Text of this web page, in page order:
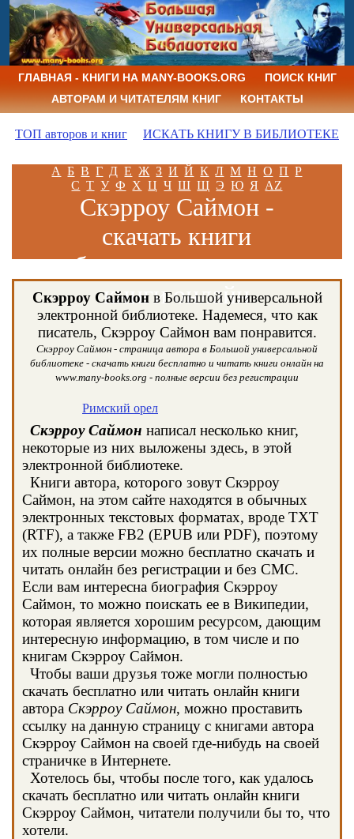
ГЛАВНАЯ - КНИГИ НА MANY-BOOKS.ORG
ПОИСК КНИГ
АВТОРАМ И ЧИТАТЕЛЯМ КНИГ
КОНТАКТЫ
ТОП авторов и книг ИСКАТЬ КНИГУ В БИБЛИОТЕКЕ
А Б В Г Д Е Ж З И Й К Л М Н О П Р
С Т У Ф Х Ц Ч Ш Щ Э Ю Я AZ
Скэрроу Саймон -
скачать книги
бесплатно и читать
книги онлайн
Скэрроу Саймонв Большой универсальной
электронной библиотеке. Надемеся, что как
писатель, Скэрроу Саймон вам понравится.
Скэрроу Саймон - страница автора в Большой универсальной
библиотеке - скачать книги бесплатно и читать книги онлайн на
www.many-books.org - полные версии без регистрации
Римский орел
Скэрроу Саймон написал несколько книг,
некоторые из них выложены здесь, в этой
электронной библиотеке.
Книги автора, которого зовут Скэрроу
Саймон, на этом сайте находятся в обычных
электронных текстовых форматах, вроде TXT
(RTF), а также FB2 (EPUB или PDF), поэтому
их полные версии можно бесплатно скачать и
читать онлайн без регистрации и без СМС.
Если вам интересна биография Скэрроу
Саймон, то можно поискать ее в Википедии,
которая является хорошим ресурсом, дающим
интересную информацию, в том числе и по
книгам Скэрроу Саймон.
Чтобы ваши друзья тоже могли полностью
скачать бесплатно или читать онлайн книги
автора Скэрроу Саймон, можно проставить
ссылку на данную страницу с книгами автора
Скэрроу Саймон на своей где-нибудь на своей
страничке в Интернете.
Хотелось бы, чтобы после того, как удалось
скачать бесплатно или читать онлайн книги
Скэрроу Саймон, читатели получили бы то, что
хотели.